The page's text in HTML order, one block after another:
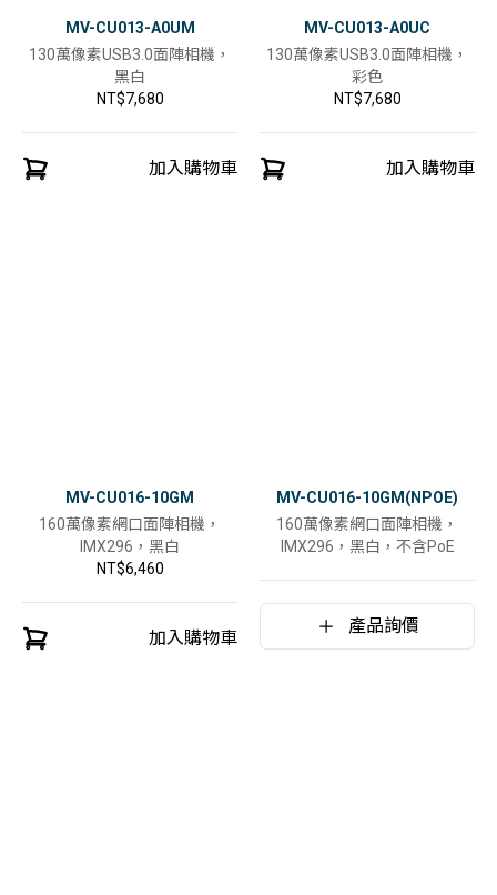
MV-CU013-A0UM
130萬像素USB3.0面陣相機，
黑白
NT$7,680
加入購物車
MV-CU013-A0UC
130萬像素USB3.0面陣相機，
彩色
NT$7,680
加入購物車
MV-CU016-10GM
160萬像素網口面陣相機，
IMX296，黑白
NT$6,460
加入購物車
MV-CU016-10GM(NPOE)
160萬像素網口面陣相機，
IMX296，黑白，不含PoE
產品詢價